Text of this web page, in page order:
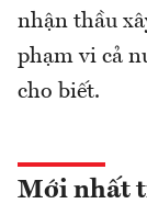
nhận thầu
phạm vi cả
cho biết.
Mới nhất